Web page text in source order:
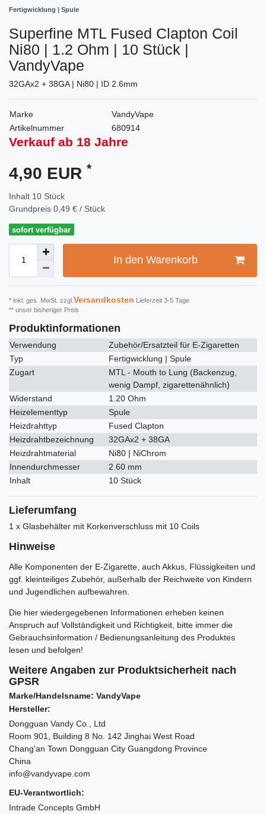
Fertigwicklung | Spule
Superfine MTL Fused Clapton Coil
Ni80 | 1.2 Ohm | 10 Stück |
VandyVape
32GAx2 + 38GA | Ni80 | ID 2.6mm
Marke
VandyVape
Artikelnummer
680914
Verkauf ab 18 Jahre
4,90 EUR *
Inhalt 10 Stück
Grundpreis 0,49 € / Stück
sofort verfügbar
In den Warenkorb
* inkl. ges. MwSt. zzgl. Versandkosten Lieferzeit 3-5 Tage
** unser bisheriger Preis
Produktinformationen
Verwendung
Zubehör/Ersatzteil für E-Zigaretten
Typ
Fertigwicklung | Spule
Zugart
MTL - Mouth to Lung (Backenzug,
wenig Dampf, zigarettenähnlich)
Widerstand
1.20 Ohm
Heizelementtyp
Spule
Heizdrahttyp
Fused Clapton
Heizdrahtbezeichnung
32GAx2 + 38GA
Heizdrahtmaterial
Ni80 | NiChrom
Innendurchmesser
2.60 mm
Inhalt
10 Stück
Lieferumfang
1 x Glasbehälter mit Korkenverschluss mit 10 Coils
Hinweise
Alle Komponenten der E-Zigarette, auch Akkus, Flüssigkeiten und
ggf. kleinteiliges Zubehör, außerhalb der Reichweite von Kindern
und Jugendlichen aufbewahren.
Die hier wiedergegebenen Informationen erheben keinen
Anspruch auf Vollständigkeit und Richtigkeit, bitte immer die
Gebrauchsinformation / Bedienungsanleitung des Produktes
lesen und befolgen!
Weitere Angaben zur Produktsicherheit nach
GPSR
Marke/Handelsname: VandyVape
Hersteller:
Dongguan Vandy Co., Ltd
Room 901, Building 8 No. 142 Jinghai West Road
Chang'an Town Dongguan City Guangdong Province
China
info@vandyvape.com
EU-Verantwortlich:
Intrade Concepts GmbH